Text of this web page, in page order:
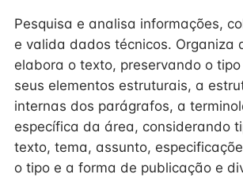
Pesquisa e analisa informações,
e valida dados técnicos. Organiza
elabora o texto, preservando o
seus elementos estruturais, a
internas dos parágrafos, a
específica da área, considerando
texto, tema, assunto,
o tipo e a forma de publicação e